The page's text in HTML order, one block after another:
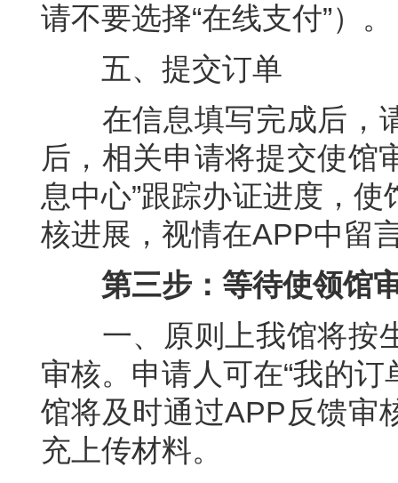
请不要选择“在线支付”）。
五、提交订单
在信息填写完成后，请
后，相关申请将提交使馆
息中心”跟踪办证进度，
核进展，视情在APP中留
第三步：等待使领馆
一、原则上我馆将按生
审核。申请人可在“我的订
馆将及时通过APP反馈审
充上传材料。